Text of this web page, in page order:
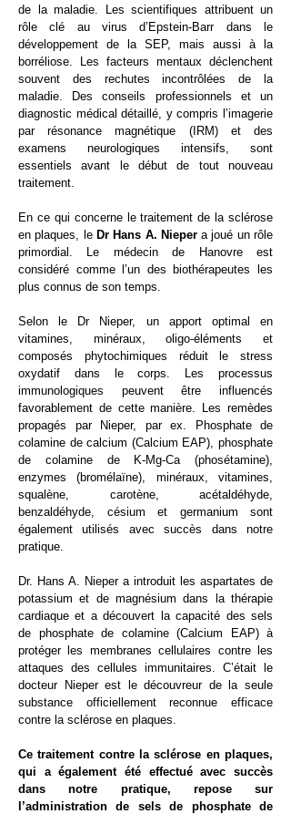
de la maladie. Les scientifiques attribuent un
rôle clé au virus d’Epstein-Barr dans le
développement de la SEP, mais aussi à la
borréliose. Les facteurs mentaux déclenchent
souvent des rechutes incontrôlées de la
maladie. Des conseils professionnels et un
diagnostic médical détaillé, y compris l’imagerie
par résonance magnétique (IRM) et des
examens neurologiques intensifs, sont
essentiels avant le début de tout nouveau
traitement.
En ce qui concerne le traitement de la sclérose
en plaques, le Dr Hans A. Niepera joué un rôle
primordial. Le médecin de Hanovre est
considéré comme l’un des biothérapeutes les
plus connus de son temps.
Selon le Dr Nieper, un apport optimal en
vitamines, minéraux, oligo-éléments et
composés phytochimiques réduit le stress
oxydatif dans le corps. Les processus
immunologiques peuvent être influencés
favorablement de cette manière. Les remèdes
propagés par Nieper, par ex. Phosphate de
colamine de calcium (Calcium EAP), phosphate
de colamine de K-Mg-Ca (phosétamine),
enzymes (bromélaïne), minéraux, vitamines,
squalène, carotène, acétaldéhyde,
benzaldéhyde, césium et germanium sont
également utilisés avec succès dans notre
pratique.
Dr. Hans A. Nieper a introduit les aspartates de
potassium et de magnésium dans la thérapie
cardiaque et a découvert la capacité des sels
de phosphate de colamine (Calcium EAP) à
protéger les membranes cellulaires contre les
attaques des cellules immunitaires. C’était le
docteur Nieper est le découvreur de la seule
substance officiellement reconnue efficace
contre la sclérose en plaques.
Ce traitement contre la sclérose en plaques,
qui a également été effectué avec succès
dans notre pratique, repose sur
l’administration de sels de phosphate de